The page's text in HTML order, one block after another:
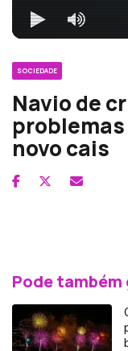
SOCIEDADE
Navio de
novo cais
Pode